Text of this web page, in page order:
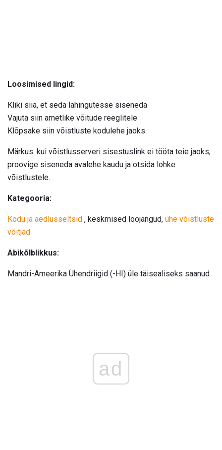
Loosimised lingid:
Kliki siia, et seda lahingutesse siseneda
Vajuta siin ametlike võitude reeglitele
Klõpsake siin võistluste kodulehe jaoks
Märkus: kui võistlusserveri sisestuslink ei tööta teie jaoks,
proovige siseneda avalehe kaudu ja otsida lohke
võistlustele.
Kategooria:
Kodu ja aedlusseltsid , keskmised loojangud, ühe võistluste
võitjad
Abikõlblikkus:
Mandri-Ameerika Ühendriigid (-HI) üle täisealiseks saanud
ad